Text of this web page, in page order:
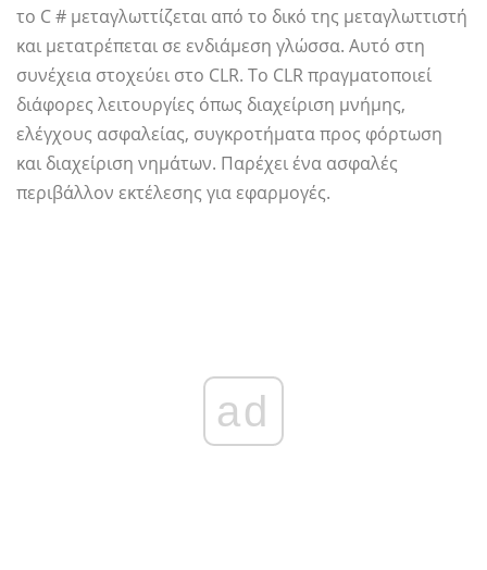
το C # μεταγλωττίζεται από το δικό της μεταγλωττιστή
και μετατρέπεται σε ενδιάμεση γλώσσα. Αυτό στη
συνέχεια στοχεύει στο CLR. Το CLR πραγματοποιεί
διάφορες λειτουργίες όπως διαχείριση μνήμης,
ελέγχους ασφαλείας, συγκροτήματα προς φόρτωση
και διαχείριση νημάτων. Παρέχει ένα ασφαλές
περιβάλλον εκτέλεσης για εφαρμογές.
ad